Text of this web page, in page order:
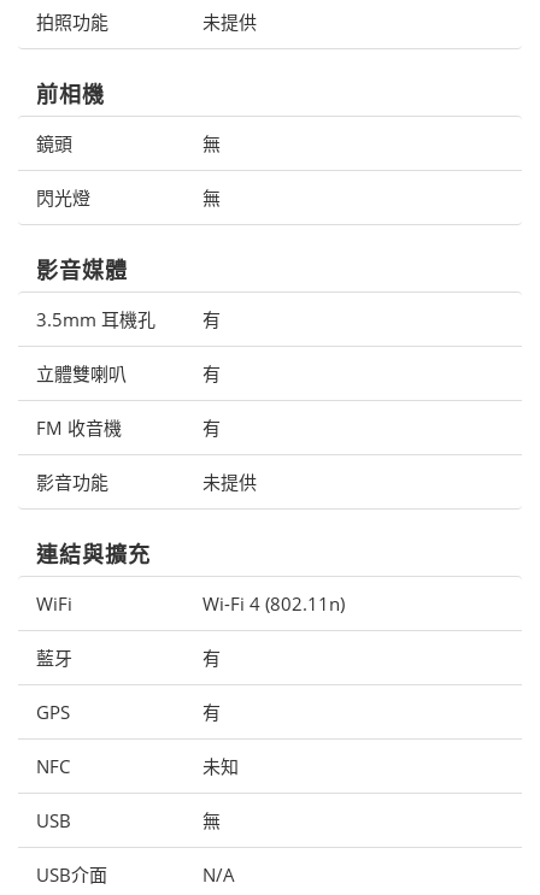
拍照功能 未提供
前相機
鏡頭 無
閃光燈 無
影音媒體
3.5mm 耳機孔 有
立體雙喇叭 有
FM 收音機 有
影音功能 未提供
連結與擴充
WiFi Wi-Fi 4 (802.11n)
藍牙 有
GPS 有
NFC 未知
USB 無
USB介面 N/A